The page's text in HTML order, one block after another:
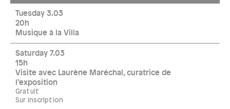
Tuesday 3.03
20h
Musique à la Villa
Saturday 7.03
15h
Visite avec Laurène Maréchal, curatrice de
l’exposition
Gratuit
Sur inscription